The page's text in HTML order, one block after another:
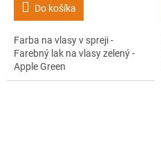
Do košíka
Farba na vlasy v spreji -
Farebný lak na vlasy zelený -
Apple Green